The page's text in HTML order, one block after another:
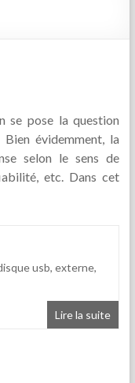
se pose la question
évidemment, la
selon le sens de
etc. Dans cet
usb, externe,
Lire la suite